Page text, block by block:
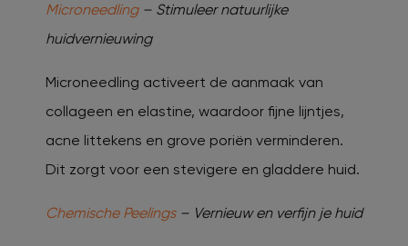
Microneedling– Stimuleer natuurlijke
huidvernieuwing
Microneedling activeert de aanmaak van
collageen en elastine, waardoor fijne lijntjes,
acne littekens en grove poriën verminderen.
Dit zorgt voor een stevigere en gladdere huid.
Chemische Peelings – Vernieuw en verfijn je huid